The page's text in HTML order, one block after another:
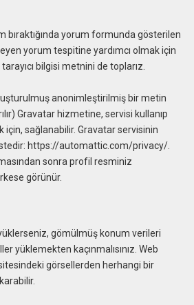
bıraktığında yorum formunda gösterilen
yorum tespitine yardımcı olmak için
bilgisi metnini de toplarız.
anonimleştirilmiş bir metin
Gravatar hizmetine, servisi kullanıp
için, sağlanabilir. Gravatar servisinin
https://automattic.com/privacy/.
sonra profil resminiz
görünür.
gömülmüş konum verileri
yüklemekten kaçınmalısınız. Web
görsellerden herhangi bir